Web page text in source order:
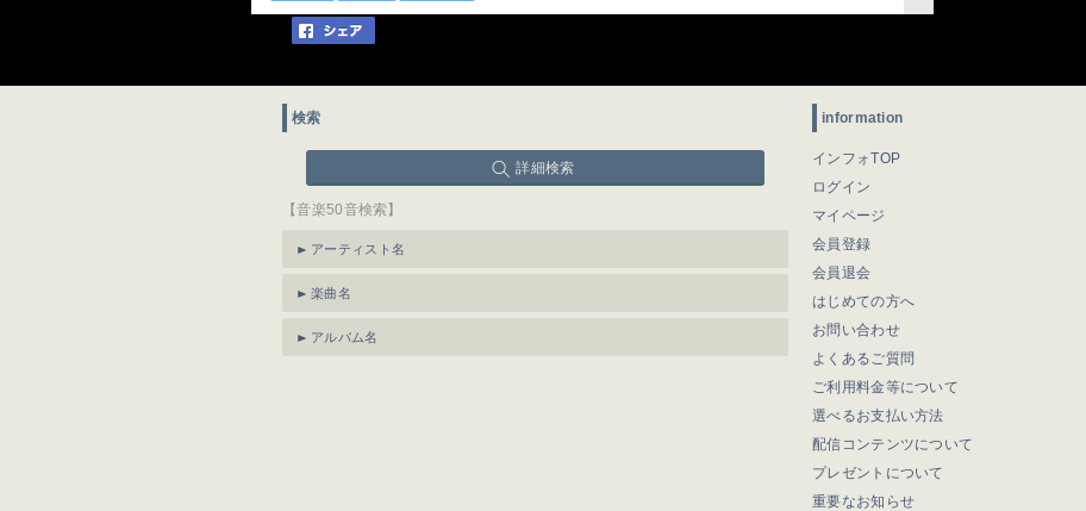
検索
詳細検索
【音楽50音検索】
アーティスト名
楽曲名
アルバム名
information
インフォTOP
ログイン
マイページ
会員登録
会員退会
はじめての方へ
お問い合わせ
よくあるご質問
ご利用料金等について
選べるお支払い方法
配信コンテンツについて
プレゼントについて
重要なお知らせ